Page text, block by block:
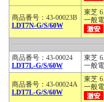
商品番号：43-00023B
LDT7N-G/S/60W
東芝
一般
商品番号：43-00024
LDT7L-G/S/60W
東芝
一般
商品番号：43-00024A
LDT7L-G/S/60W
東芝
一般